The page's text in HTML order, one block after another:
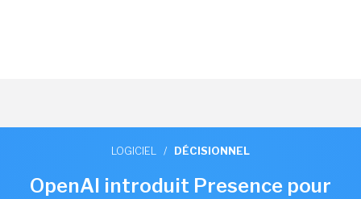
LOGICIEL / DÉCISIONNEL
OpenAI introduit Presence pour